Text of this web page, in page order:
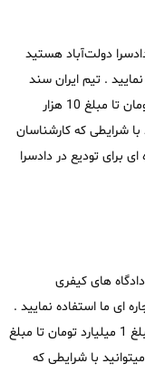
دادسرا دولت‌آباد هستید
. تیم ایران سند
توانایی تامین وثیقه اجاره ای از مبلغ 1 میلیارد تومان تا مبلغ 10 هزار
با شرایطی که کارشناسان
برای تودیع در دادسرا
دادگاه های کیفری
ای ما استفاده نمایید .
تیم ایران سند توانایی تامین وثیقه اجاره ای از مبلغ 1 میلیارد تومان تا مبلغ
میتوانید با شرایطی که